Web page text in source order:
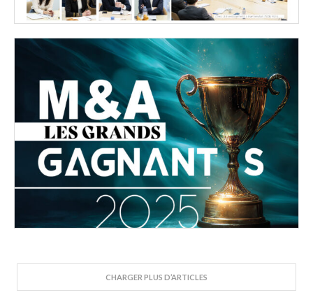
CHARGER PLUS D’ARTICLES